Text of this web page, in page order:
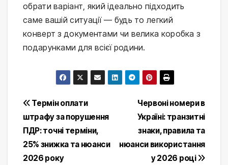
обрати варіант, який ідеально підходить
саме вашій ситуації — будь то легкий
конверт з документами чи велика коробка з
подарунками для всієї родини.
Post
navigation
Червоні номери в
Україні: транзитні
знаки, правила та
нюанси використання
у 2026 році
Термін оплати
штрафу за порушення
ПДР: точні терміни,
25% знижка та нюанси
2026 року